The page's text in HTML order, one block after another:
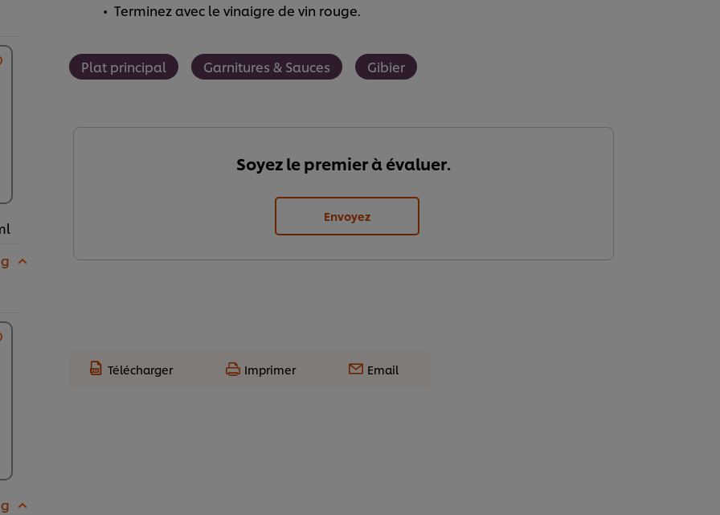
Terminez avec le vinaigre de vin rouge.
Plat principal Garnitures & Sauces Gibier
Soyez le premier à évaluer.
Envoyez
Télécharger Imprimer Email